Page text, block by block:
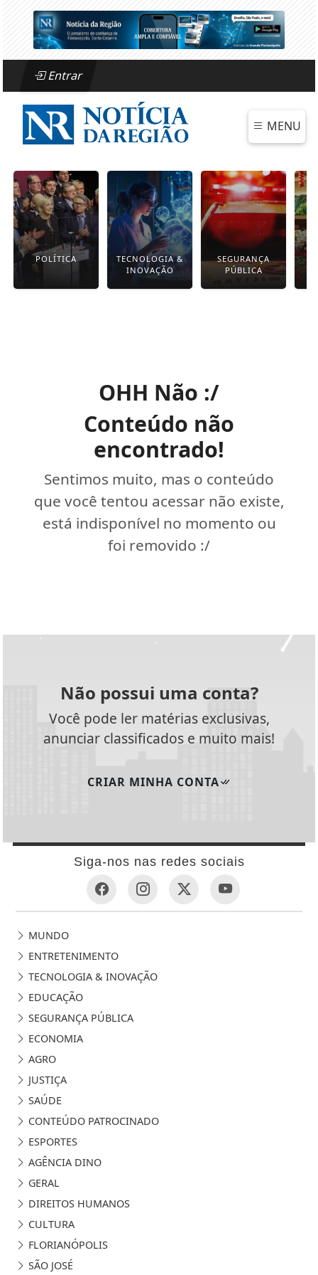
Entrar
MENU
POLÍTICA
TECNOLOGIA &
INOVAÇÃO
SEGURANÇA
PÚBLICA
OHH Não :/
Conteúdo não
encontrado!
Sentimos muito, mas o conteúdo
que você tentou acessar não existe,
está indisponível no momento ou
foi removido :/
Não possui uma conta?
Você pode ler matérias exclusivas,
anunciar classificados e muito mais!
CRIAR MINHA CONTA
Siga-nos nas redes sociais
MUNDO
ENTRETENIMENTO
TECNOLOGIA & INOVAÇÃO
EDUCAÇÃO
SEGURANÇA PÚBLICA
ECONOMIA
AGRO
JUSTIÇA
SAÚDE
CONTEÚDO PATROCINADO
ESPORTES
AGÊNCIA DINO
GERAL
DIREITOS HUMANOS
CULTURA
FLORIANÓPOLIS
SÃO JOSÉ